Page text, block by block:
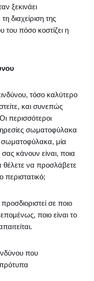
ξεκινάει
διαχείριση της
πόσο κοστίζει η
τόσο καλύτερο
και συνεπώς
περισσότεροι
σωματοφύλακα
σωματοφύλακα, μία
κάνουν είναι, ποια
να προσλάβετε
σε ποιο
ποιο είναι το
που